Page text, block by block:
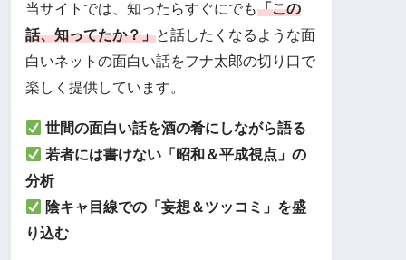
当サイトでは、知ったらすぐにでも「この
話、知ってたか？」と話したくなるような面
白いネットの面白い話をフナ太郎の切り口で
楽しく提供しています。
世間の面白い話を酒の肴にしながら語る
若者には書けない「昭和＆平成視点」の
分析
陰キャ目線での「妄想＆ツッコミ」を盛
り込む